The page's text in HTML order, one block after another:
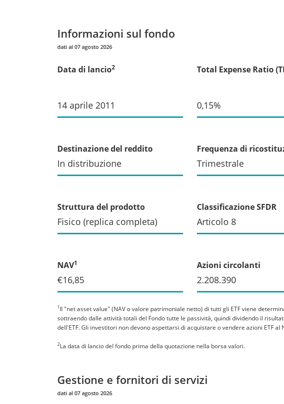
Informazioni sul fondo
dati al 07 agosto 2026
Data di lancio2
14 aprile 2011
Total Expense Ratio
0,15%
Destinazione del reddito
In distribuzione
Frequenza di
Trimestrale
Struttura del prodotto
Fisico (replica completa)
Classificazione SFDR
Articolo 8
NAV1
€16,85
Azioni circolanti
2.208.390
1Il "net asset value" (NAV o valore patrimoniale netto) di tutti gli ETF viene
sottraendo dalle attività totali del Fondo tutte le passività, quindi dividendo il
dell'ETF. Gli investitori non devono aspettarsi di acquistare o vendere azioni ETF al
2La data di lancio del fondo prima della quotazione nella borsa valori.
Gestione e fornitori di servizi
dati al 07 agosto 2026